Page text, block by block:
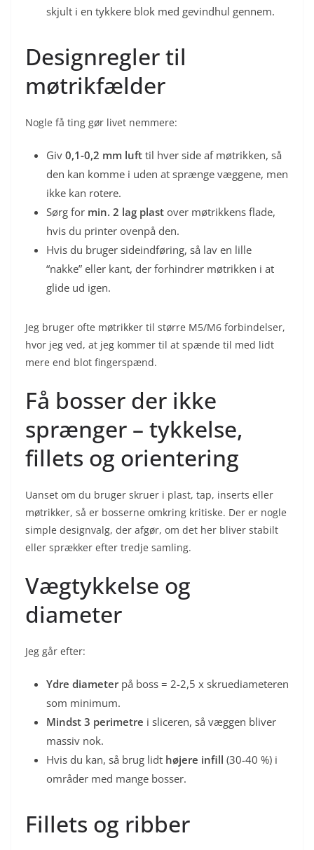
skjult i en tykkere blok med gevindhul gennem.
Designregler til
møtrikfælder
Nogle få ting gør livet nemmere:
Giv 0,1-0,2 mm luft til hver side af møtrikken, så
den kan komme i uden at sprænge væggene, men
ikke kan rotere.
Sørg for min. 2 lag plast over møtrikkens flade,
hvis du printer ovenpå den.
Hvis du bruger sideindføring, så lav en lille
“nakke” eller kant, der forhindrer møtrikken i at
glide ud igen.
Jeg bruger ofte møtrikker til større M5/M6 forbindelser,
hvor jeg ved, at jeg kommer til at spænde til med lidt
mere end blot fingerspænd.
Få bosser der ikke
sprænger – tykkelse,
fillets og orientering
Uanset om du bruger skruer i plast, tap, inserts eller
møtrikker, så er bosserne omkring kritiske. Der er nogle
simple designvalg, der afgør, om det her bliver stabilt
eller sprækker efter tredje samling.
Vægtykkelse og
diameter
Jeg går efter:
Ydre diameterpå boss = 2-2,5 x skruediameteren
som minimum.
Mindst 3 perimetre i sliceren, så væggen bliver
massiv nok.
Hvis du kan, så brug lidt højere infill (30-40 %) i
områder med mange bosser.
Fillets og ribber